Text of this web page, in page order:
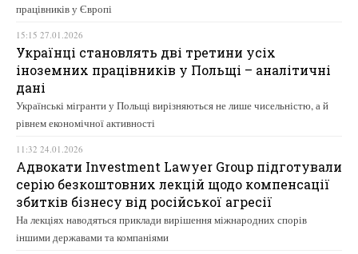
працівників у Європі
15:15 27.01.2026
Українці становлять дві третини усіх
іноземних працівників у Польщі – аналітичні
дані
Українські мігранти у Польщі вирізняються не лише чисельністю, а й
рівнем економічної активності
11:32 24.01.2026
Адвокати Investment Lawyer Group підготували
серію безкоштовних лекцій щодо компенсації
збитків бізнесу від російської агресії
На лекціях наводяться приклади вирішення міжнародних спорів
іншими державами та компаніями